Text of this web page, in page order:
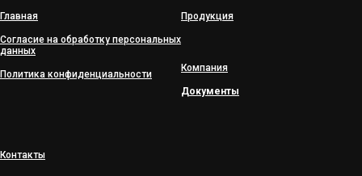
Главная
Согласие на обработку персональных
данных
Политика конфиденциальности
Продукция
Компания
Документы
Контакты